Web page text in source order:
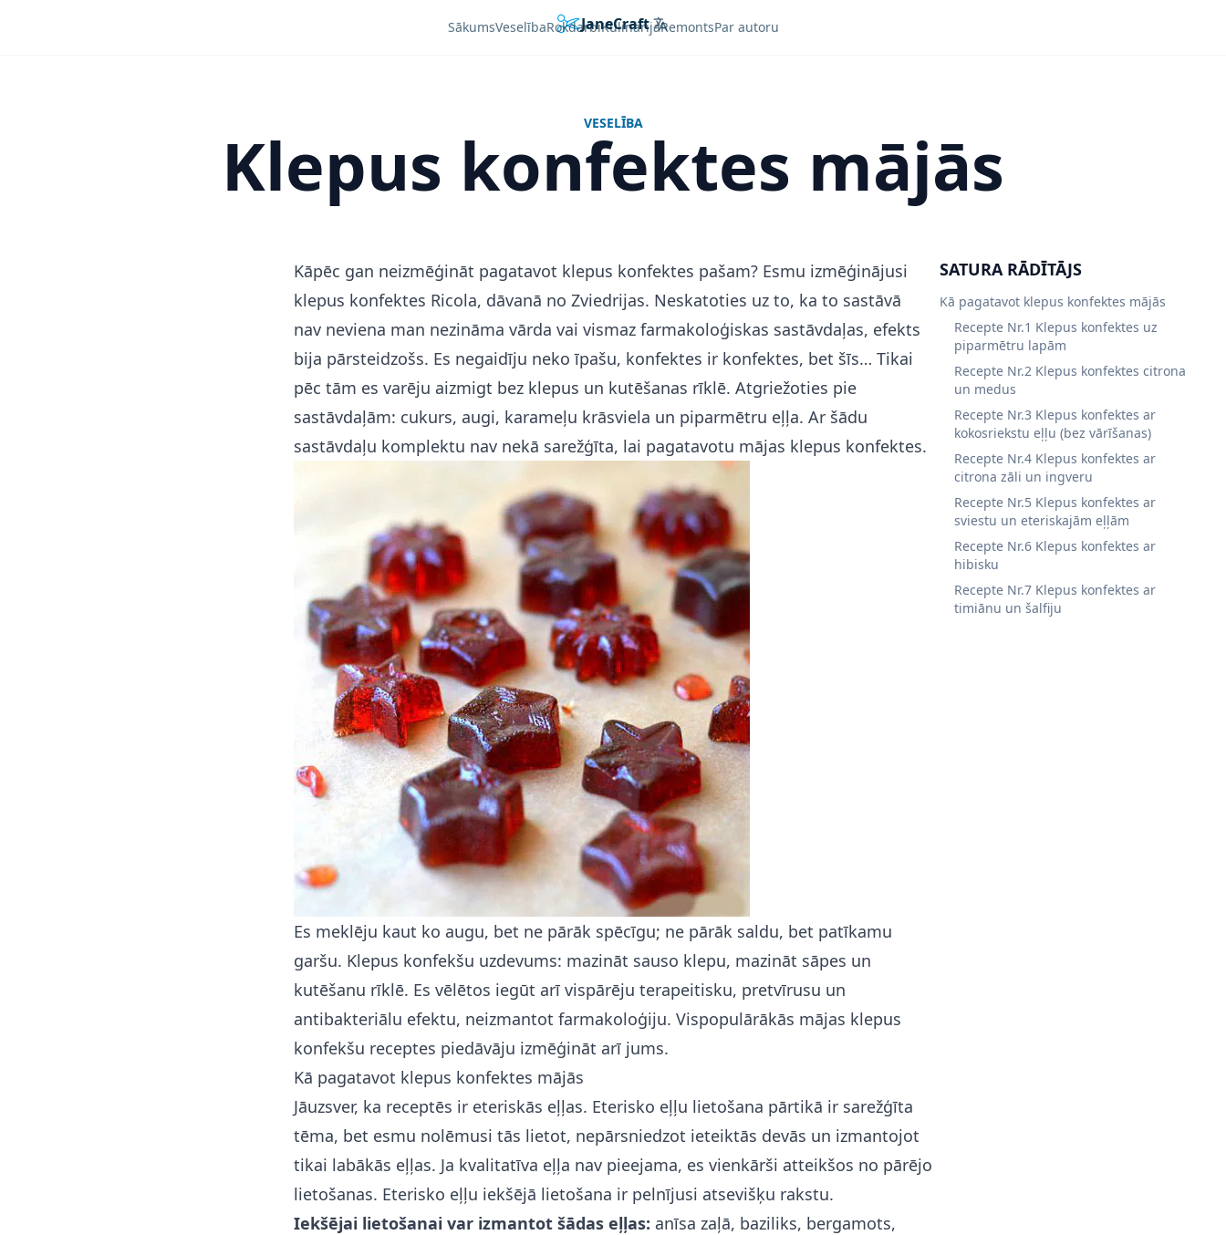
JaneCraft Languages
SākumsVeselībaRokdarbiKulinarijaRemontsPar autoru
VESELĪBA
Klepus konfektes mājās
Kāpēc gan neizmēģināt pagatavot klepus konfektes pašam? Esmu izmēģinājusi
klepus konfektes Ricola, dāvanā no Zviedrijas. Neskatoties uz to, ka to sastāvā
nav neviena man nezināma vārda vai vismaz farmakoloģiskas sastāvdaļas, efekts
bija pārsteidzošs. Es negaidīju neko īpašu, konfektes ir konfektes, bet šīs… Tikai
pēc tām es varēju aizmigt bez klepus un kutēšanas rīklē. Atgriežoties pie
sastāvdaļām: cukurs, augi, karameļu krāsviela un piparmētru eļļa. Ar šādu
sastāvdaļu komplektu nav nekā sarežģīta, lai pagatavotu mājas klepus konfektes.
Es meklēju kaut ko augu, bet ne pārāk spēcīgu; ne pārāk saldu, bet patīkamu
garšu. Klepus konfekšu uzdevums: mazināt sauso klepu, mazināt sāpes un
kutēšanu rīklē. Es vēlētos iegūt arī vispārēju terapeitisku, pretvīrusu un
antibakteriālu efektu, neizmantot farmakoloģiju. Vispopulārākās mājas klepus
konfekšu receptes piedāvāju izmēģināt arī jums.
Kā pagatavot klepus konfektes mājās
Jāuzsver, ka receptēs ir eteriskās eļļas. Eterisko eļļu lietošana pārtikā ir sarežģīta
tēma, bet esmu nolēmusi tās lietot, nepārsniedzot ieteiktās devās un izmantojot
tikai labākās eļļas. Ja kvalitatīva eļļa nav pieejama, es vienkārši atteikšos no pārējo
lietošanas. Eterisko eļļu iekšējā lietošana ir pelnījusi atsevišķu rakstu.
Iekšējai lietošanai var izmantot šādas eļļas: anīsa zaļā, baziliks, bergamots,
SATURA RĀDĪTĀJS
Kā pagatavot klepus konfektes mājās
Recepte Nr.1 Klepus konfektes uz
piparmētru lapām
Recepte Nr.2 Klepus konfektes citrona
un medus
Recepte Nr.3 Klepus konfektes ar
kokosriekstu eļļu (bez vārīšanas)
Recepte Nr.4 Klepus konfektes ar
citrona zāli un ingveru
Recepte Nr.5 Klepus konfektes ar
sviestu un eteriskajām eļļām
Recepte Nr.6 Klepus konfektes ar
hibisku
Recepte Nr.7 Klepus konfektes ar
timiānu un šalfiju